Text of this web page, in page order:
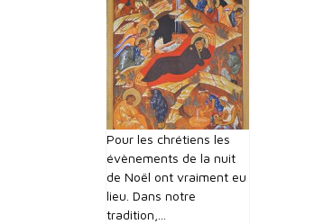
Pour les chrétiens les
évènements de la nuit
de Noël ont vraiment eu
lieu. Dans notre
tradition,...